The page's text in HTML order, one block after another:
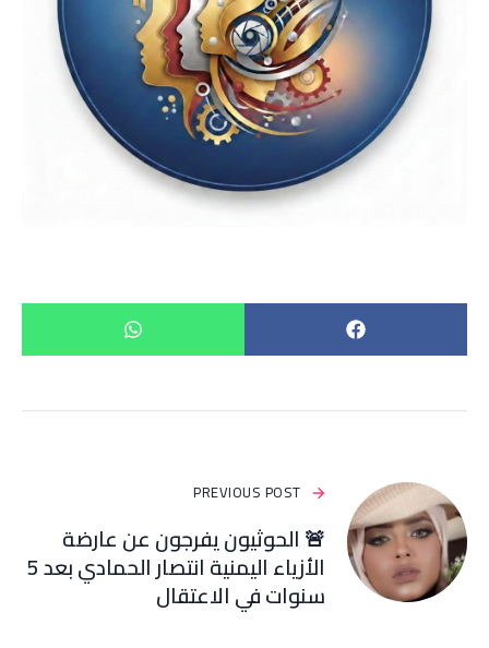
PREVIOUS POST
🚨 الحوثيون يفرجون عن عارضة
الأزياء اليمنية انتصار الحمادي بعد 5
سنوات في الاعتقال